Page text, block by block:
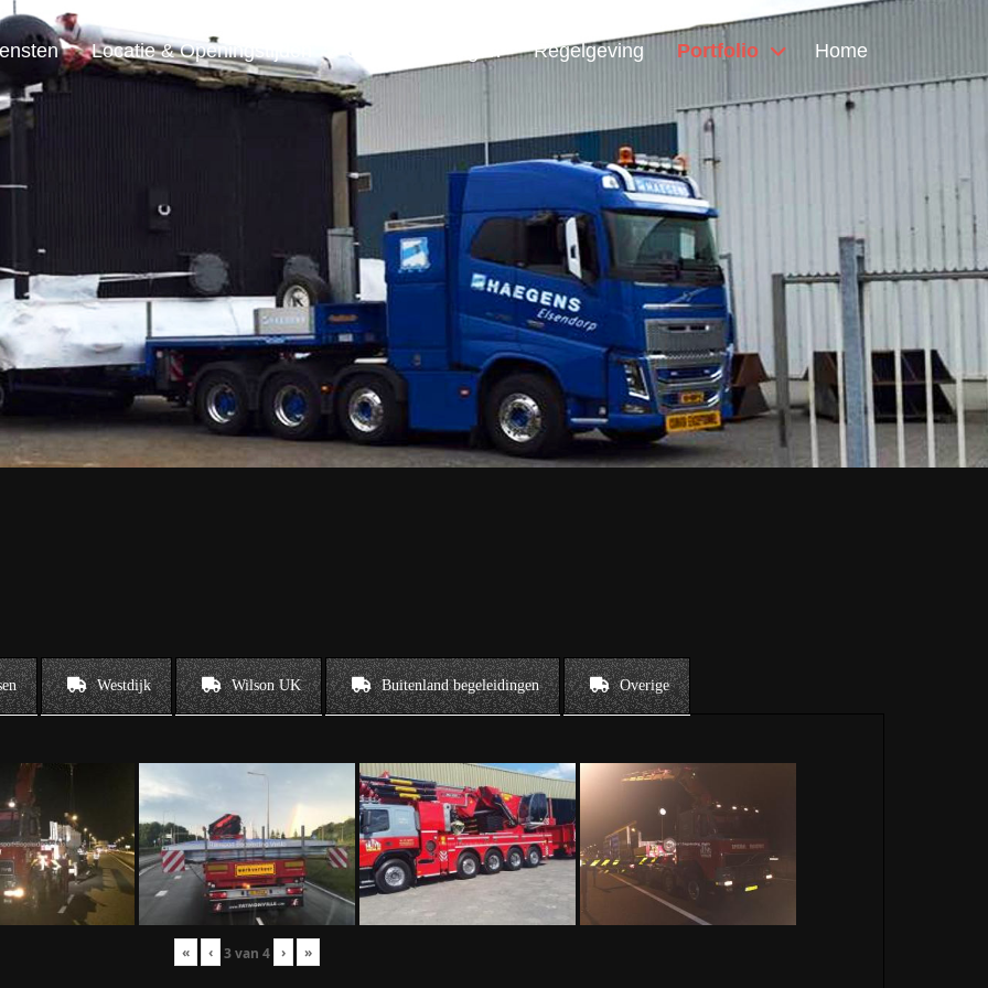
Locatie & Openingstijden Contact & Vragen Regelgeving Portfolio Home
Westdijk Wilson UK Buitenland begeleidingen Overige
« ‹ 3van 4 › »